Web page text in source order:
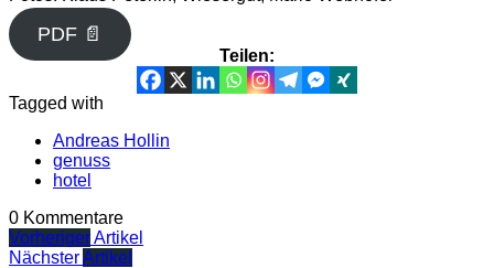
PDF 📄
Teilen:
Tagged with
Andreas Hollin
genuss
hotel
0 Kommentare
VorherigerArtikel
NächsterArtikel